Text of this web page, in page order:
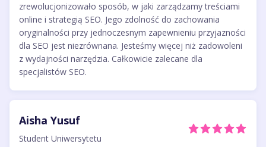
zrewolucjonizowało sposób, w jaki zarządzamy treściami
online i strategią SEO. Jego zdolność do zachowania
oryginalności przy jednoczesnym zapewnieniu przyjazności
dla SEO jest niezrównana. Jesteśmy więcej niż zadowoleni
z wydajności narzędzia. Całkowicie zalecane dla
specjalistów SEO.
Aisha Yusuf
Student Uniwersytetu